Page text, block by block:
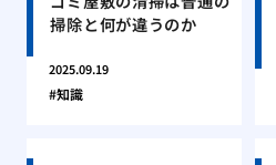
掃除と何が違うのか
2025.09.19
知識